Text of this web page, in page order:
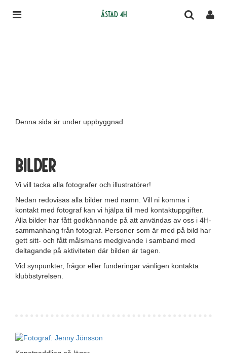
Ästad 4H
Denna sida är under uppbyggnad
Bilder
Vi vill tacka alla fotografer och illustratörer!
Nedan redovisas alla bilder med namn. Vill ni komma i
kontakt med fotograf kan vi hjälpa till med kontaktuppgifter.
Alla bilder har fått godkännande på att användas av oss i 4H-
sammanhang från fotograf. Personer som är med på bild har
gett sitt- och fått målsmans medgivande i samband med
deltagande på aktiviteten där bilden är tagen.
Vid synpunkter, frågor eller funderingar vänligen kontakta
klubbstyrelsen.